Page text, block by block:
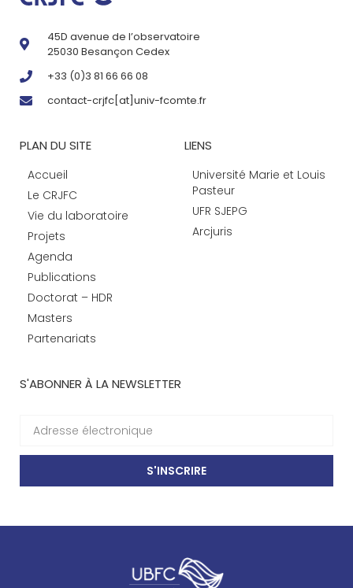
45D avenue de l’observatoire
25030 Besançon Cedex
+33 (0)3 81 66 66 08
contact-crjfc[at]univ-fcomte.fr
PLAN DU SITE
Accueil
Le CRJFC
Vie du laboratoire
Projets
Agenda
Publications
Doctorat – HDR
Masters
Partenariats
LIENS
Université Marie et Louis
Pasteur
UFR SJEPG
Arcjuris
S'ABONNER À LA NEWSLETTER
S'INSCRIRE